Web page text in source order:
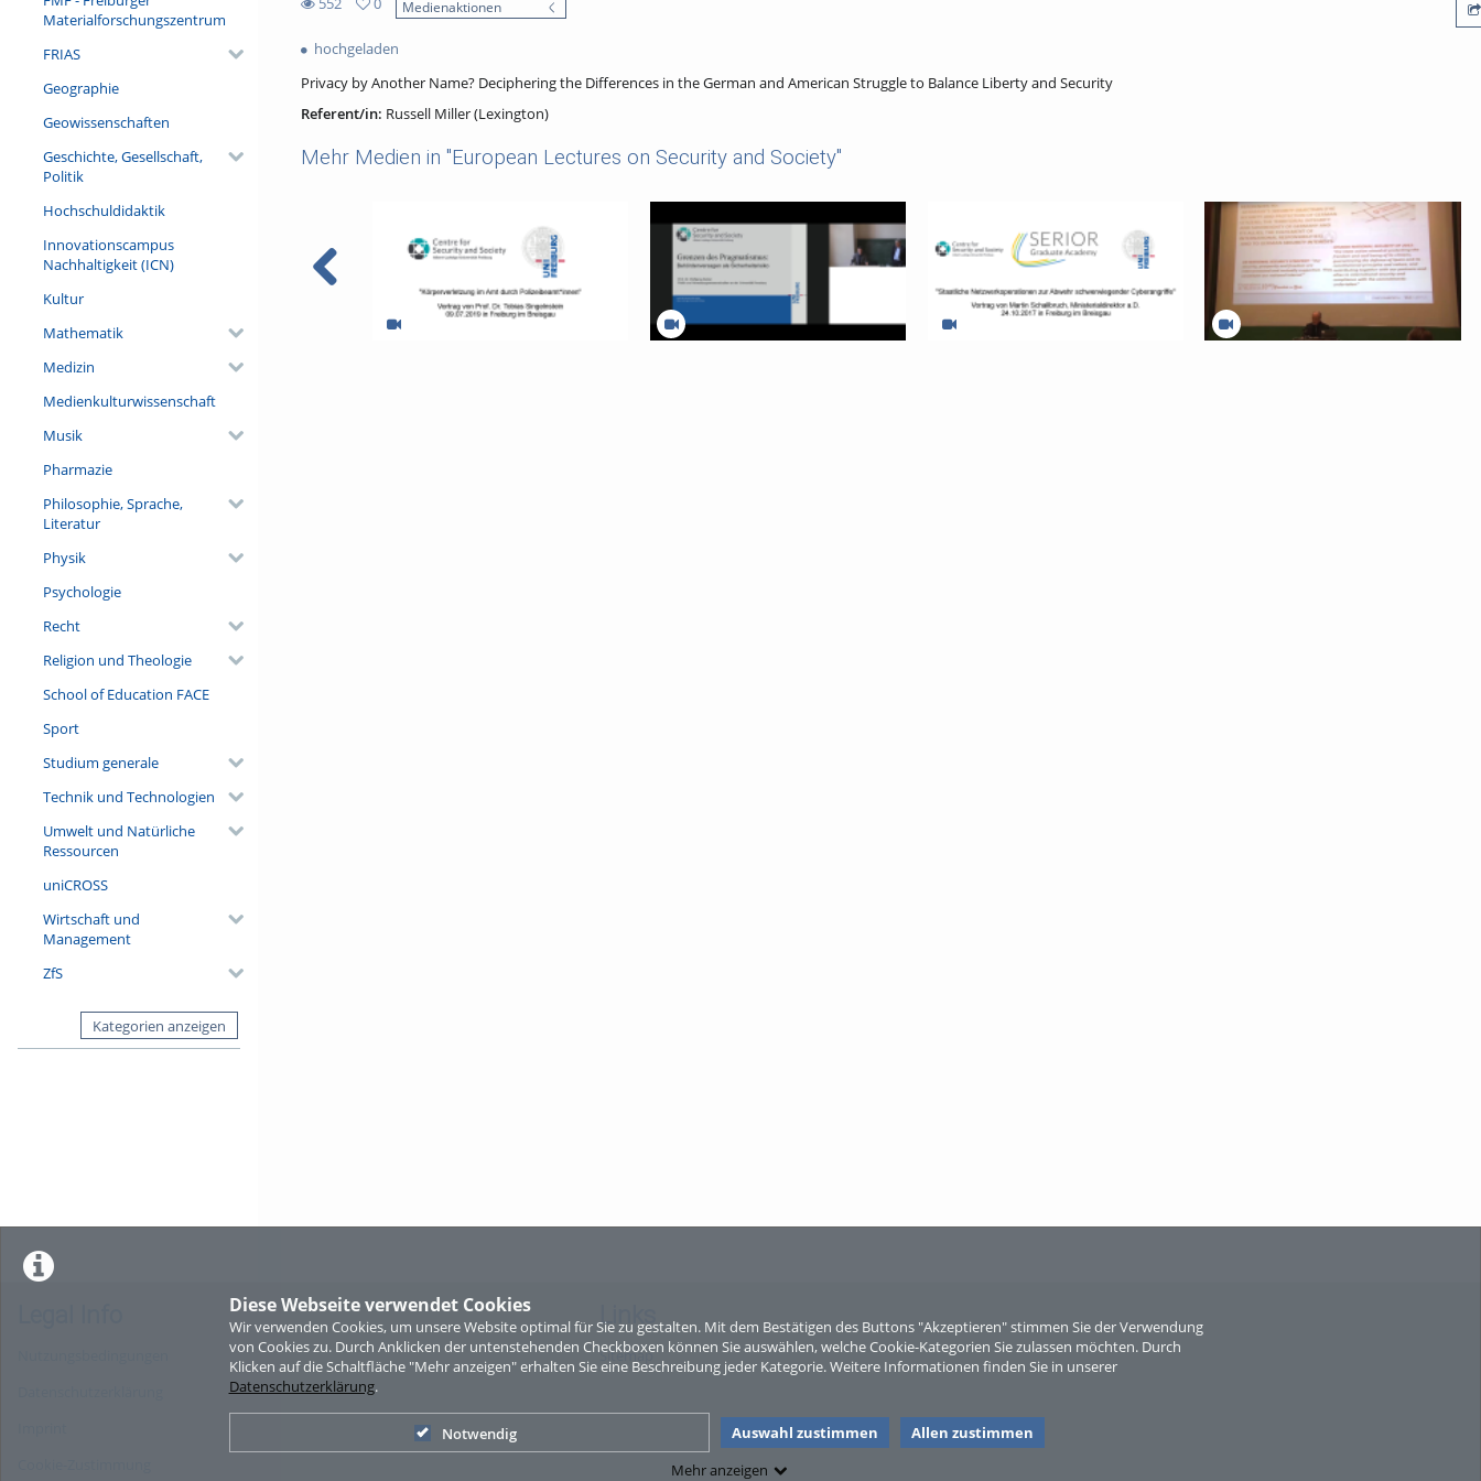
Diese Webseite verwendet Cookies
Wir verwenden Cookies, um unsere Website optimal für Sie zu gestalten. Mit dem Bestätigen des Buttons "Akzeptieren" stimmen Sie der Verwendung
von Cookies zu. Durch Anklicken der untenstehenden Checkboxen können Sie auswählen, welche Cookie-Kategorien Sie zulassen möchten. Durch
Klicken auf die Schaltfläche "Mehr anzeigen" erhalten Sie eine Beschreibung jeder Kategorie. Weitere Informationen finden Sie in unserer
Datenschutzerklärung.
Notwendig Auswahl zustimmen
Allen zustimmen
Mehr anzeigen
Materialforschungszentrum
FRIAS
Geographie
Geowissenschaften
Geschichte, Gesellschaft,
Politik
Hochschuldidaktik
Innovationscampus
Nachhaltigkeit (ICN)
Kultur
Mathematik
Medizin
Medienkulturwissenschaft
Musik
Pharmazie
Philosophie, Sprache,
Literatur
Physik
Psychologie
Recht
Religion und Theologie
School of Education FACE
Sport
Studium generale
Technik und Technologien
Umwelt und Natürliche
Ressourcen
uniCROSS
Wirtschaft und
Management
ZfS
Kategorien anzeigen
views
favorites
Medienaktionen
hochgeladen
Privacy by Another Name? Deciphering the Differences in the German and American Struggle to Balance Liberty and Security
Referent/in: Russell Miller (Lexington)
Mehr Medien in "European Lectures on Security and Society"
Links
Sitemap